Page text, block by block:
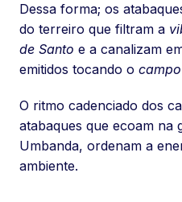
Dessa forma; os
do terreiro que filtram a
de Santo e a canalizam
emitidos tocando o
O ritmo cadenciado dos
atabaques que ecoam na
Umbanda, ordenam a
ambiente.